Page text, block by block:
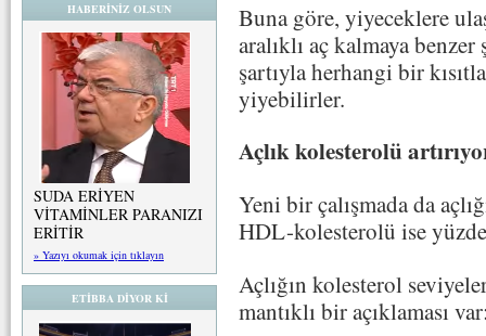
HABERİNİZ OLSUN
SUDA ERİYEN
VİTAMİNLER PARANIZI
ERİTİR
» Yazıyı okumak için tıklayın
ETİBBA DİYOR Kİ
Buna göre, yiyeceklere
aralıklı aç kalmaya
şartıyla herhangi bir
yiyebilirler.
Açlık kolesterolü
Yeni bir çalışmada da
HDL-kolesterolü ise
Açlığın kolesterol
mantıklı bir açıklaması